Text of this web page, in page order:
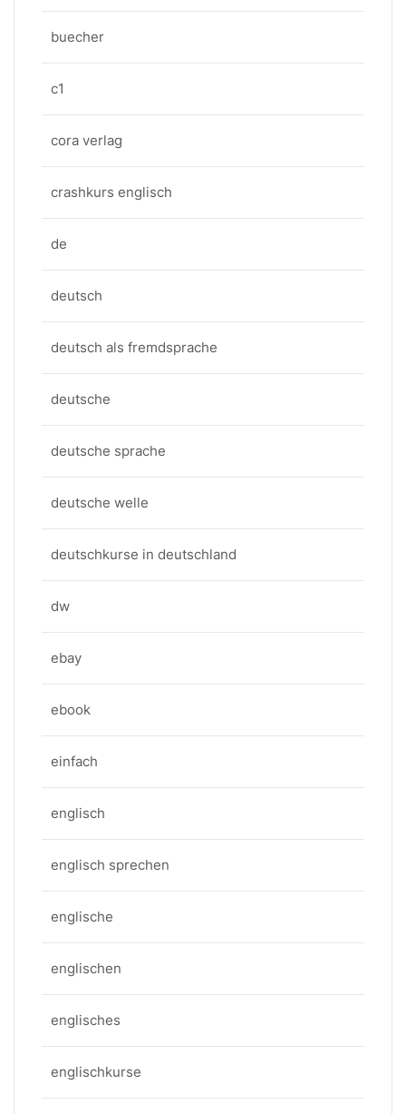
buecher
c1
cora verlag
crashkurs englisch
de
deutsch
deutsch als fremdsprache
deutsche
deutsche sprache
deutsche welle
deutschkurse in deutschland
dw
ebay
ebook
einfach
englisch
englisch sprechen
englische
englischen
englisches
englischkurse